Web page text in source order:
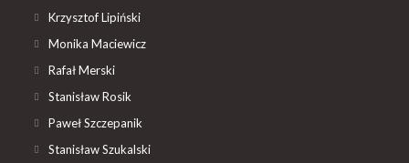
Krzysztof Lipiński
Monika Maciewicz
Rafał Merski
Stanisław Rosik
Paweł Szczepanik
Stanisław Szukalski